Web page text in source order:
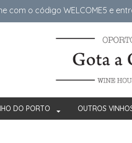
com o código WELCOME5 e
DO PORTO OUTROS